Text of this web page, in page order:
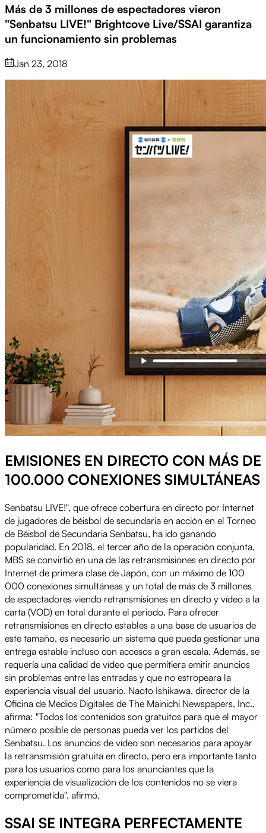
Más de 3 millones de espectadores vieron
"Senbatsu LIVE!" Brightcove Live/SSAI garantiza
un funcionamiento sin problemas
Jan 23, 2018
EMISIONES EN DIRECTO CON MÁS DE
100.000 CONEXIONES SIMULTÁNEAS
Senbatsu LIVE!", que ofrece cobertura en directo por Internet
de jugadores de béisbol de secundaria en acción en el Torneo
de Béisbol de Secundaria Senbatsu, ha ido ganando
popularidad. En 2018, el tercer año de la operación conjunta,
MBS se convirtió en una de las retransmisiones en directo por
Internet de primera clase de Japón, con un máximo de 100
000 conexiones simultáneas y un total de más de 3 millones
de espectadores viendo retransmisiones en directo y vídeo a la
carta (VOD) en total durante el periodo. Para ofrecer
retransmisiones en directo estables a una base de usuarios de
este tamaño, es necesario un sistema que pueda gestionar una
entrega estable incluso con accesos a gran escala. Además, se
requería una calidad de vídeo que permitiera emitir anuncios
sin problemas entre las entradas y que no estropeara la
experiencia visual del usuario. Naoto Ishikawa, director de la
Oficina de Medios Digitales de The Mainichi Newspapers, Inc.,
afirma: "Todos los contenidos son gratuitos para que el mayor
número posible de personas pueda ver los partidos del
Senbatsu. Los anuncios de vídeo son necesarios para apoyar
la retransmisión gratuita en directo, pero era importante tanto
para los usuarios como para los anunciantes que la
experiencia de visualización de los contenidos no se viera
comprometida", afirmó.
SSAI SE INTEGRA PERFECTAMENTE